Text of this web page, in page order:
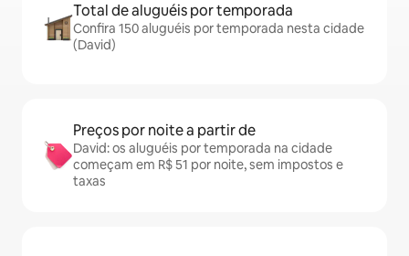
Total de aluguéis por temporada
Confira 150 aluguéis por temporada nesta cidade
(David)
Preços por noite a partir de
David: os aluguéis por temporada na cidade
começam em R$ 51 por noite, sem impostos e
taxas